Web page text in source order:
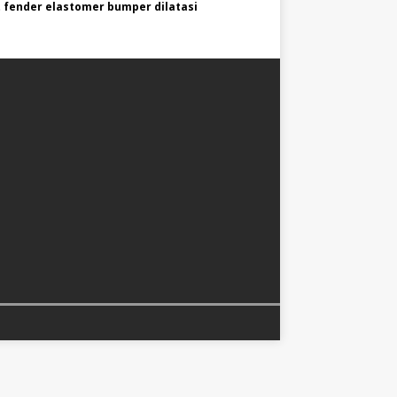
elastomer bumper dilatasi